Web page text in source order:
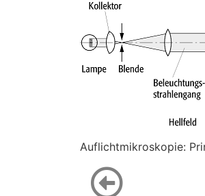
Auflichtmikroskopie: